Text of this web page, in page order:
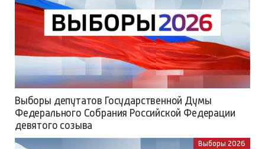
Смотрите Вятка 24 - новый интернет-проект ГТРК
"Вятка"
ВЫБОРЫ 2026